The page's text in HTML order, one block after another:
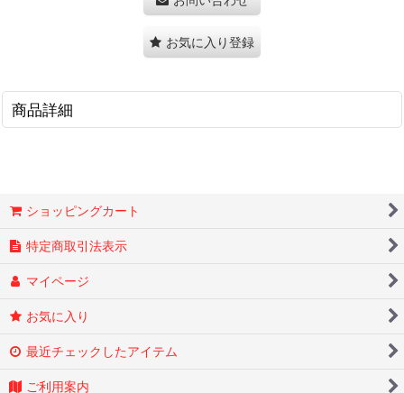
お気に入り登録
商品詳細
ショッピングカート
特定商取引法表示
マイページ
お気に入り
最近チェックしたアイテム
ご利用案内